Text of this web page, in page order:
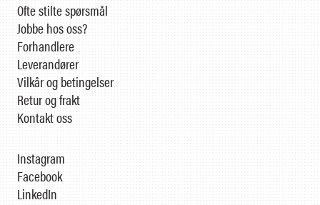
Ofte stilte spørsmål
Jobbe hos oss?
Forhandlere
Leverandører
Vilkår og betingelser
Retur og frakt
Kontakt oss
Instagram
Facebook
LinkedIn